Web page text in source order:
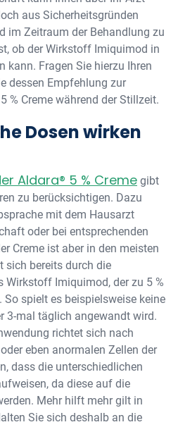
aus Sicherheitsgründen
im Zeitraum der Behandlung zu
ob der Wirkstoff Imiquimod in
kann. Fragen Sie hierzu Ihren
dessen Empfehlung zur
% Creme während der Stillzeit.
Dosen wirken
Aldara® 5 % Creme gibt
zu berücksichtigen. Dazu
mit dem Hausarzt
oder bei entsprechenden
Creme ist aber in den meisten
sich bereits durch die
Wirkstoff Imiquimod, der zu 5 %
So spielt es beispielsweise keine
3-mal täglich angewandt wird.
richtet sich nach
eben anormalen Zellen der
dass die unterschiedlichen
da diese auf die
Mehr hilft mehr gilt in
Sie sich deshalb an die